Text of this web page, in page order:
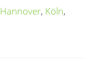
Hannover, Köln,